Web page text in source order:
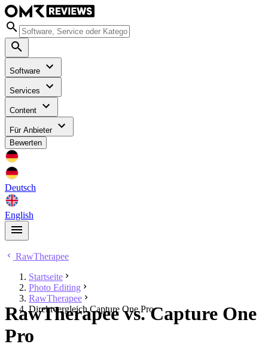
Software
Services
Content
Für Anbieter
Bewerten
Deutsch
English
RawTherapee
Startseite
Photo Editing
RawTherapee
Direktvergleich Capture One Pro
RawTherapee vs. Capture One
Pro